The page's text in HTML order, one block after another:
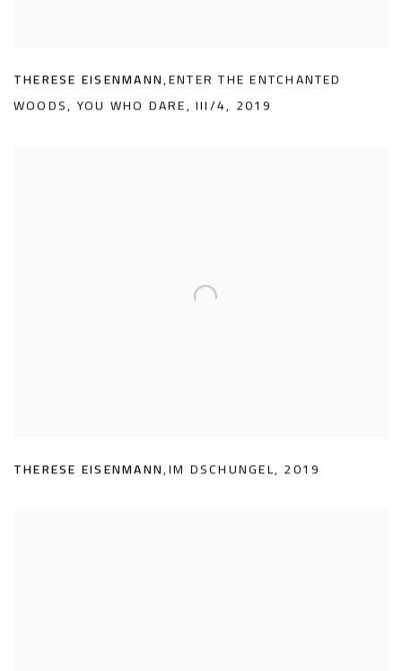
THERESE EISENMANN,ENTER THE ENTCHANTED
WOODS, YOU WHO DARE, III/4, 2019
THERESE EISENMANN,IM DSCHUNGEL, 2019